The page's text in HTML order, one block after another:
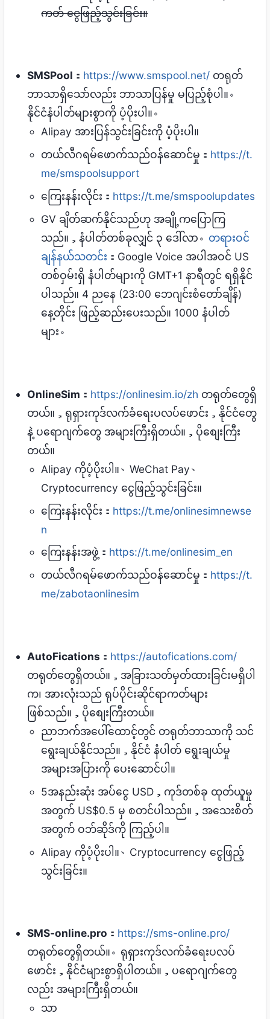
ကတ် ငွေဖြည့်သွင်းခြင်း။
SMSPool ： https://www.smspool.net/ တရုတ်
ဘာသာရှိသော်လည်း ဘာသာပြန်မှု မပြည့်စုံပါ။。
နိုင်ငံနံပါတ်များစွာကို ပံ့ပိုးပါ။。
Alipay အားပြန်သွင်းခြင်းကို ပံ့ပိုးပါ။
တယ်လီဂရမ်ဖောက်သည်ဝန်ဆောင်မှု： https://t.
me/smspoolsupport
ကြေးနန်းလိုင်း： https://t.me/smspoolupdates
GV ချိတ်ဆက်နိုင်သည်ဟု အချို့ကပြောကြ
သည်။，နံပါတ်တစ်ခုလျှင် ၃ ဒေါ်လာ。 တရားဝင်
ချန်နယ်သတင်း ：Google Voice အပါအဝင် US
တစ်ဝှမ်းရှိ နံပါတ်များကို GMT+1 နာရီတွင် ရရှိနိုင်
ပါသည်။ 4 ညနေ (23:00 ဘေဂျင်းစံတော်ချိန်)
နေ့တိုင်း ဖြည့်ဆည်းပေးသည်။ 1000 နံပါတ်
များ。
OnlineSim ： https://onlinesim.io/zh တရုတ်တွေရှိ
တယ်။，ရုရှားကုဒ်လက်ခံရေးပလပ်ဖောင်း，နိုင်ငံတွေ
နဲ့ ပရောဂျက်တွေ အများကြီးရှိတယ်။，ပိုစျေးကြီး
တယ်။
Alipay ကိုပံ့ပိုးပါ။、WeChat Pay、
Cryptocurrency ငွေဖြည့်သွင်းခြင်း။
ကြေးနန်းလိုင်း： https://t.me/onlinesimnewse
n
ကြေးနန်းအဖွဲ့： https://t.me/onlinesim_en
တယ်လီဂရမ်ဖောက်သည်ဝန်ဆောင်မှု： https://t.
me/zabotaonlinesim
AutoFications ： https://autofications.com/
တရုတ်တွေရှိတယ်။，အခြားသတ်မှတ်ထားခြင်းမရှိပါ
က၊ အားလုံးသည် ရုပ်ပိုင်းဆိုင်ရာကတ်များ
ဖြစ်သည်။，ပိုစျေးကြီးတယ်။
ညာဘက်အပေါ်ထောင့်တွင် တရုတ်ဘာသာကို သင်
ရွေးချယ်နိုင်သည်။，နိုင်ငံ နံပါတ် ရွေးချယ်မှု
အများအပြားကို ပေးဆောင်ပါ။
5အနည်းဆုံး အပ်ငွေ USD，ကုဒ်တစ်ခု ထုတ်ယူမှု
အတွက် US$0.5 မှ စတင်ပါသည်။，အသေးစိတ်
အတွက် ဝဘ်ဆိုဒ်ကို ကြည့်ပါ။
Alipay ကိုပံ့ပိုးပါ။、Cryptocurrency ငွေဖြည့်
သွင်းခြင်း။
SMS-online.pro ： https://sms-online.pro/
တရုတ်တွေရှိတယ်။。ရုရှားကုဒ်လက်ခံရေးပလပ်
ဖောင်း，နိုင်ငံများစွာရှိပါတယ်။，ပရောဂျက်တွေ
လည်း အများကြီးရှိတယ်။
သာ